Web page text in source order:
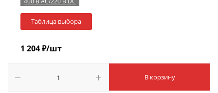
Таблица выбора
1 204₽/шт
В корзину